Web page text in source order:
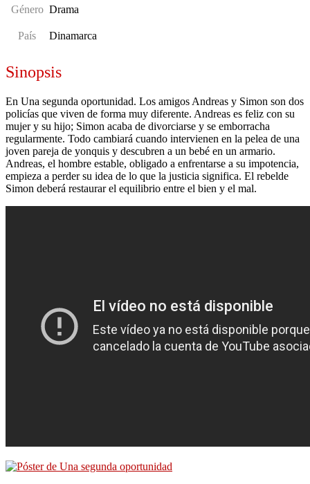
Género Drama
País Dinamarca
Sinopsis
En Una segunda oportunidad. Los amigos Andreas y Simon son dos
policías que viven de forma muy diferente. Andreas es feliz con su
mujer y su hijo; Simon acaba de divorciarse y se emborracha
regularmente. Todo cambiará cuando intervienen en la pelea de una
joven pareja de yonquis y descubren a un bebé en un armario.
Andreas, el hombre estable, obligado a enfrentarse a su impotencia,
empieza a perder su idea de lo que la justicia significa. El rebelde
Simon deberá restaurar el equilibrio entre el bien y el mal.